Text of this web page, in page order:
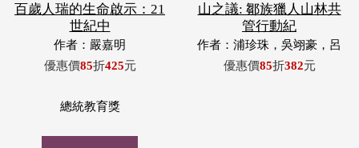
百歲人瑞的生命啟示：21
世紀中
作者：嚴嘉明
優惠價85折425元
山之議: 鄒族獵人山林共
管行動紀
作者：浦珍珠，吳翊豪，呂
翊齊，張惠東，許玉青，王
優惠價85折382元
總統教育獎